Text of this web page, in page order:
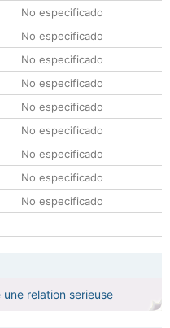
No especificado
No especificado
No especificado
No especificado
No especificado
No especificado
No especificado
No especificado
No especificado
relation serieuse